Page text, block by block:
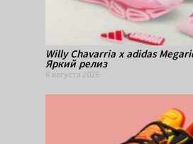
Willy Chavarria x adidas
Яркий релиз
6 августа 2026